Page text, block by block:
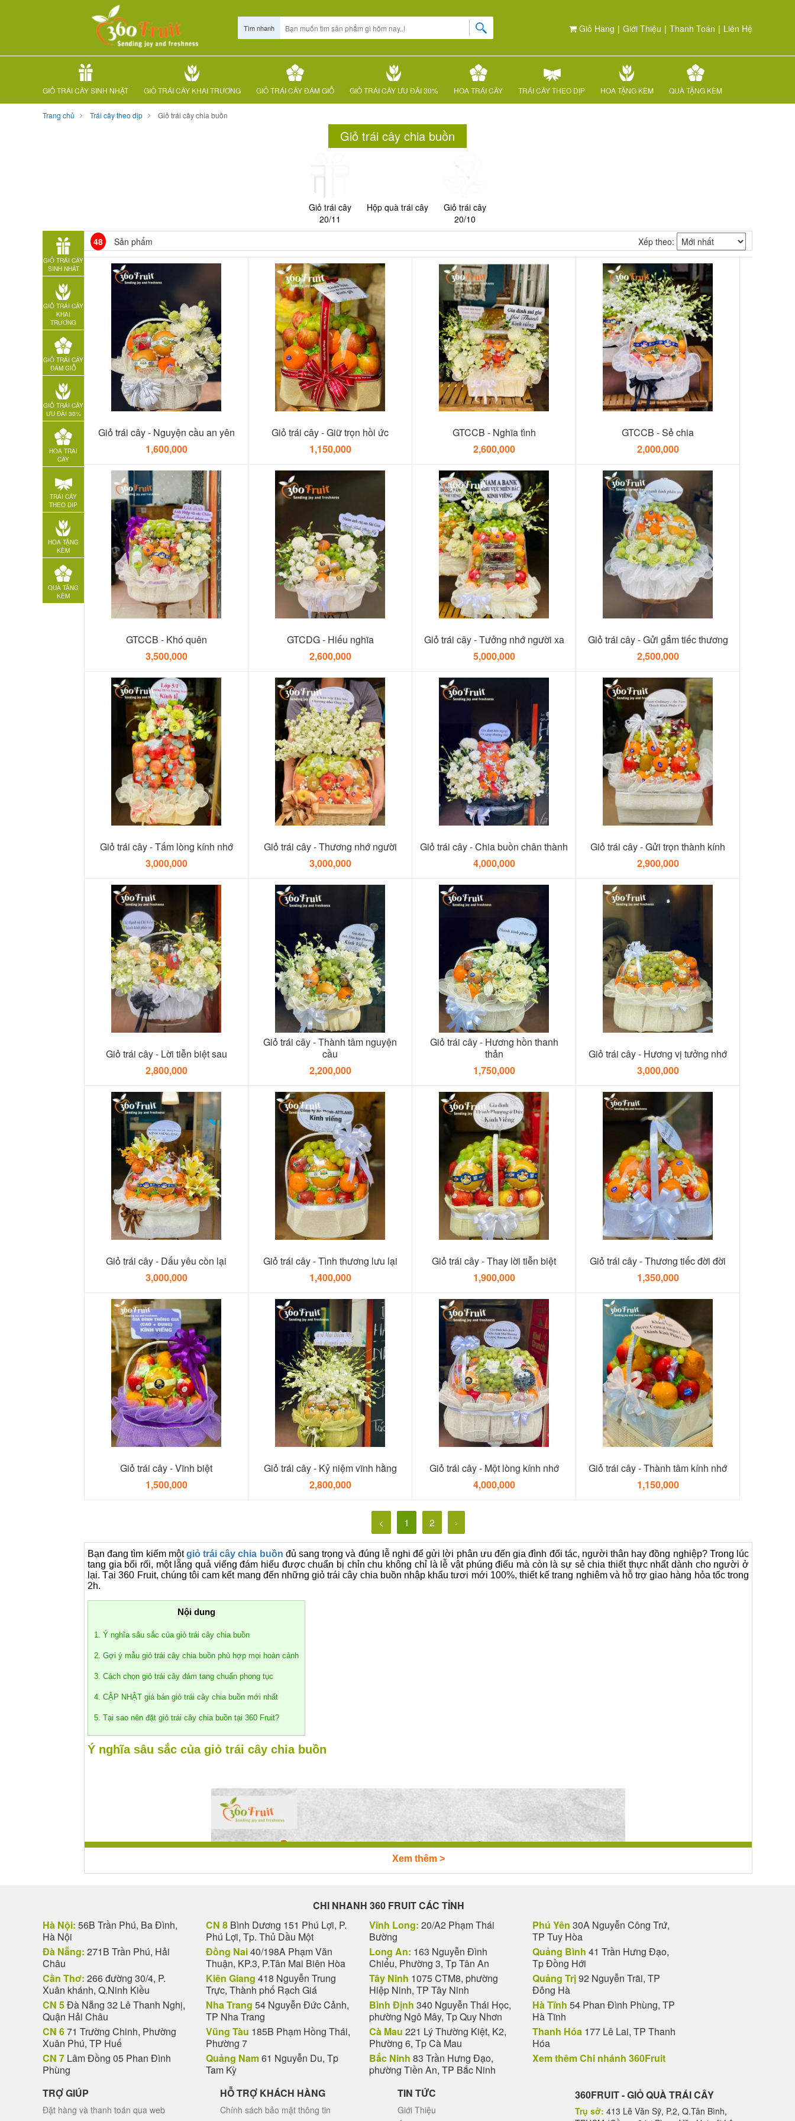
Giỏ Hàng | Giới Thiệu | Thanh Toán | Liên Hệ
Tìm nhanh
GIỎ TRÁI CÂY SINH NHẬT GIỎ TRÁI CÂY KHAI TRƯƠNG GIỎ TRÁI CÂY ĐÁM GIỖ GIỎ TRÁI CÂY ƯU ĐÃI 30% HOA TRÁI CÂY TRÁI CÂY THEO DỊP HOA TẶNG KÈM QUÀ TẶNG KÈM
Trang chủ Trái cây theo dịp Giỏ trái cây chia buồn
Giỏ trái cây chia buồn
Giỏ trái cây
20/11
Hộp quà trái cây
Giỏ trái cây
20/10
GIỎ TRÁI CÂY
SINH NHẬT
GIỎ TRÁI CÂY
KHAI
TRƯƠNG
GIỎ TRÁI CÂY
ĐÁM GIỖ
GIỎ TRÁI CÂY
ƯU ĐÃI 30%
HOA TRÁI
CÂY
TRÁI CÂY
THEO DỊP
HOA TẶNG
KÈM
QUÀ TẶNG
KÈM
48 Sản phẩm Xếp theo:
Giỏ trái cây - Nguyện cầu an yên
1,600,000
Giỏ trái cây - Giữ trọn hồi ức
1,150,000
GTCCB - Nghĩa tình
2,600,000
GTCCB - Sẻ chia
2,000,000
GTCCB - Khó quên
3,500,000
GTCDG - Hiếu nghĩa
2,600,000
Giỏ trái cây - Tưởng nhớ người xa
5,000,000
Giỏ trái cây - Gửi gắm tiếc thương
2,500,000
Giỏ trái cây - Tấm lòng kính nhớ
3,000,000
Giỏ trái cây - Thương nhớ người
3,000,000
Giỏ trái cây - Chia buồn chân thành
4,000,000
Giỏ trái cây - Gửi trọn thành kính
2,900,000
Giỏ trái cây - Lời tiễn biệt sau
2,800,000
Giỏ trái cây - Thành tâm nguyện
cầu
2,200,000
Giỏ trái cây - Hương hồn thanh
thản
1,750,000
Giỏ trái cây - Hương vị tưởng nhớ
3,000,000
Giỏ trái cây - Dấu yêu còn lại
3,000,000
Giỏ trái cây - Tình thương lưu lại
1,400,000
Giỏ trái cây - Thay lời tiễn biệt
1,900,000
Giỏ trái cây - Thương tiếc đời đời
1,350,000
Giỏ trái cây - Vĩnh biệt
1,500,000
Giỏ trái cây - Kỷ niệm vĩnh hằng
2,800,000
Giỏ trái cây - Một lòng kính nhớ
4,000,000
Giỏ trái cây - Thành tâm kính nhớ
1,150,000
< 1 2 ›
Bạn đang tìm kiếm mộtgiỏ trái cây chia buồn đủ sang trọng và đúng lễ nghi để gửi lời phân ưu đến gia đình đối tác, người thân hay đồng nghiệp? Trong lúc
tang gia bối rối, một lẵng quả viếng đám hiếu được chuẩn bị chỉn chu không chỉ là lễ vật phúng điếu mà còn là sự sẻ chia thiết thực nhất dành cho người ở
lại. Tại 360 Fruit, chúng tôi cam kết mang đến những giỏ trái cây chia buồn nhập khẩu tươi mới 100%, thiết kế trang nghiêm và hỗ trợ giao hàng hỏa tốc trong
2h.
Nội dung
1. Ý nghĩa sâu sắc của giỏ trái cây chia buồn
2. Gợi ý mẫu giỏ trái cây chia buồn phù hợp mọi hoàn cảnh
3. Cách chọn giỏ trái cây đám tang chuẩn phong tục
4. CẬP NHẬT giá bán giỏ trái cây chia buồn mới nhất
5. Tại sao nên đặt giỏ trái cây chia buồn tại 360 Fruit?
Ý nghĩa sâu sắc của giỏ trái cây chia buồn
Lẵng quả viếng đám hiếu là sự an ủi chân thành dành cho quyến
Việc phúng điếu bằng giỏ trái cây chia buồntừ lâu đã là nét đẹp văn hóa trong nghi thức tang lễ của người Việt. Món quà này không chỉ dừng lại ở giá trị vật
chất mà còn chứa đựng những triết lý nhân sinh sâu sắc:
- Sự sẻ chia thiết thực: Tang lễ là thời điểm gia quyến kiệt sức vì lo hậu sự. Những loại hoa quả phúng điếu
giữ gìn sức khỏe để vượt qua biến cố.
- Biểu tượng của sự tiếp nối: Trong tâm linh, trái cây tượng trưng cho sự "đơm hoa kết trái" của một kiếp người. Cái chết không phải là kết thúc hoàn toàn mà
là sự chuyển giao nhẹ nhàng, cầu chúc cho linh hồn sớm được siêu thoát về cõi vĩnh hằng.
Xem thêm >
CHI NHANH 360 FRUIT CÁC TỈNH
Hà Nội: 56B Trần Phú, Ba Đình,
Hà Nội
Đà Nẵng: 271B Trần Phú, Hải
Châu
Cần Thơ: 266 đường 30/4, P.
Xuân khánh, Q.Ninh Kiều
CN 5Đà Nẵng 32 Lê Thanh Nghị,
Quận Hải Châu
CN 671 Trường Chinh, Phường
Xuân Phú, TP Huế
CN 7 Lâm Đồng 05 Phan Đình
Phùng
CN 8 Bình Dương 151 Phú Lợi, P.
Phú Lợi, Tp. Thủ Dầu Một
Đồng Nai40/198A Phạm Văn
Thuận, KP.3, P.Tân Mai Biên Hòa
Kiên Giang 418 Nguyễn Trung
Trực, Thành phố Rạch Giá
Nha Trang 54 Nguyễn Đức Cảnh,
TP Nha Trang
Vũng Tàu 185B Phạm Hồng Thái,
Phường 7
Quảng Nam61 Nguyễn Du, Tp
Tam Kỳ
Vĩnh Long: 20/A2 Phạm Thái
Bường
Long An: 163 Nguyễn Đình
Chiểu, Phường 3, Tp Tân An
Tây Ninh 1075 CTM8, phường
Hiệp Ninh, TP Tây Ninh
Bình Định 340 Nguyễn Thái Học,
phường Ngô Mây, Tp Quy Nhơn
Cà Mau 221 Lý Thường Kiệt, K2,
Phường 6, Tp Cà Mau
Bắc Ninh 83 Trần Hưng Đạo,
phường Tiền An, TP Bắc Ninh
Phú Yên 30A Nguyễn Công Trứ,
TP Tuy Hòa
Quảng Bình 41 Trần Hưng Đạo,
Tp Đồng Hới
Quảng Trị92 Nguyễn Trãi, TP
Đông Hà
Hà Tĩnh 54 Phan Đình Phùng, TP
Hà Tĩnh
Thanh Hóa 177 Lê Lai, TP Thanh
Hóa
Xem thêm Chi nhánh 360Fruit
TRỢ GIÚP
Đặt hàng và thanh toán qua web
HỖ TRỢ KHÁCH HÀNG
Chính sách bảo mật thông tin
TIN TỨC
Giới Thiệu
360FRUIT - GIỎ QUÀ TRÁI CÂY
Trụ sở: 413 Lê Văn Sỹ, P.2, Q.Tân Bình,